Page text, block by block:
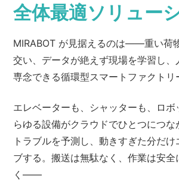
全体最適ソリュー
MIRABOT が見据えるのは――重い荷
交い、データが絶えず現場を学習し、
専念できる循環型スマートファクトリ
エレベーターも、シャッターも、ロボ
らゆる設備がクラウドでひとつにつな
トラブルを予測し、動きすぎた分だ
ブする。搬送は無駄なく、作業は安全
く――